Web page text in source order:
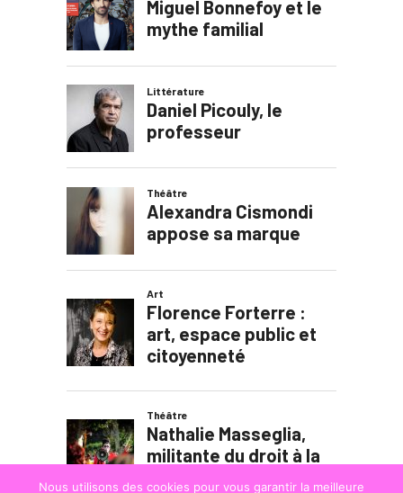
Nous utilisons des cookies pour vous garantir la meilleure